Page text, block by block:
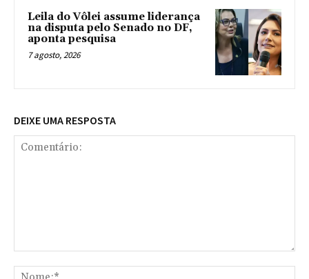
Leila do Vôlei assume liderança
na disputa pelo Senado no DF,
aponta pesquisa
7 agosto, 2026
DEIXE UMA RESPOSTA